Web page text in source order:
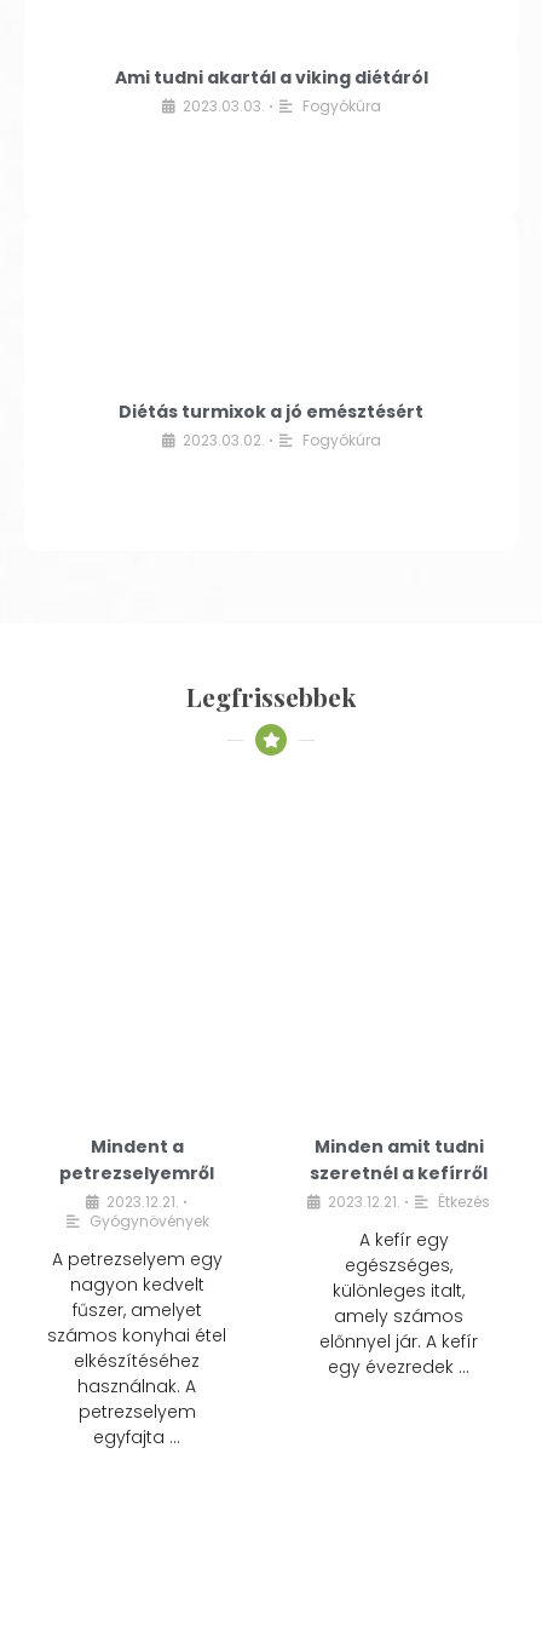
Ami tudni akartál a viking diétáról
2023.03.03. • Fogyókúra
Diétás turmixok a jó emésztésért
2023.03.02. • Fogyókúra
Legfrissebbek
Mindent a
petrezselyemről
2023.12.21. •
Gyógynövények
A petrezselyem egy
nagyon kedvelt
fűszer, amelyet
számos konyhai étel
elkészítéséhez
használnak. A
petrezselyem
egyfajta …
Minden amit tudni
szeretnél a kefírről
2023.12.21. • Étkezés
A kefír egy
egészséges,
különleges italt,
amely számos
előnnyel jár. A kefír
egy évezredek …